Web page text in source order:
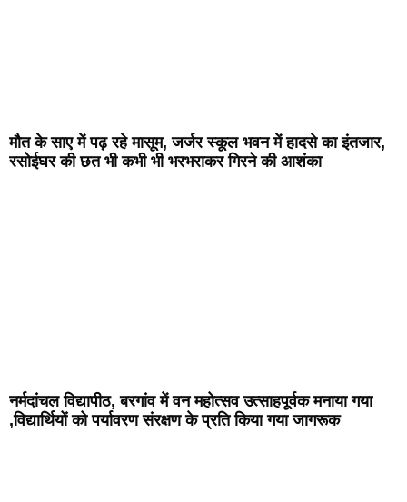
मौत के साए में पढ़ रहे मासूम, जर्जर स्कूल भवन में हादसे का इंतजार,
रसोईघर की छत भी कभी भी भरभराकर गिरने की आशंका
नर्मदांचल विद्यापीठ, बरगांव में वन महोत्सव उत्साहपूर्वक मनाया गया
,विद्यार्थियों को पर्यावरण संरक्षण के प्रति किया गया जागरूक